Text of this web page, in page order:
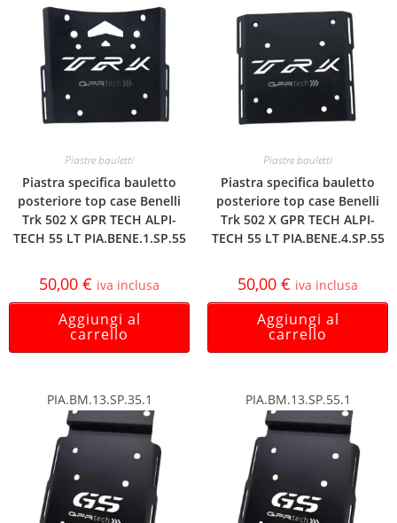
Piastre bauletti
Piastra specifica bauletto
posteriore top case Benelli
Trk 502 X GPR TECH ALPI-
TECH 55 LT PIA.BENE.1.SP.55
50,00 € iva inclusa
Aggiungi al
carrello
Piastre bauletti
Piastra specifica bauletto
posteriore top case Benelli
Trk 502 X GPR TECH ALPI-
TECH 55 LT PIA.BENE.4.SP.55
50,00 € iva inclusa
Aggiungi al
carrello
PIA.BM.13.SP.35.1 PIA.BM.13.SP.55.1